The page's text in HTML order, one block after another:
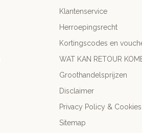
Klantenservice
Herroepingsrecht
Kortingscodes en
WAT KAN RETOUR
Groothandelsprijzen
Disclaimer
Privacy Policy & Cookies
Sitemap